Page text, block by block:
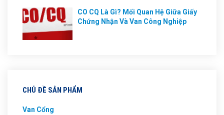
CO CQ Là Gì? Mối Quan Hệ Giữa Giấy
Chứng Nhận Và Van Công Nghiệp
CHỦ ĐỀ SẢN PHẨM
Van Cổng